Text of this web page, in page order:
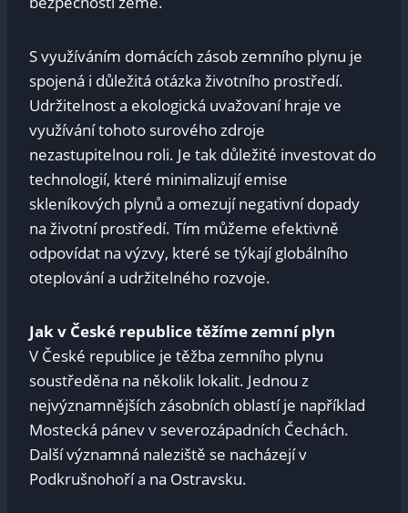
S využíváním domácích zásob zemního plynu je
spojená i důležitá otázka životního prostředí.
Udržitelnost a ekologická uvažovaní hraje ve
využívání tohoto surového zdroje
nezastupitelnou roli. Je tak důležité investovat do
technologií, které minimalizují emise
skleníkových plynů a omezují negativní dopady
na životní prostředí. Tím můžeme efektivně
odpovídat na výzvy, které se týkají globálního
oteplování a udržitelného rozvoje.
Jak v České republice těžíme zemní plyn
V České republice je těžba zemního plynu
soustředěna na několik lokalit. Jednou z
nejvýznamnějších zásobních oblastí je například
Mostecká pánev v severozápadních Čechách.
Další významná naleziště se nacházejí v
Podkrušnohoří a na Ostravsku.